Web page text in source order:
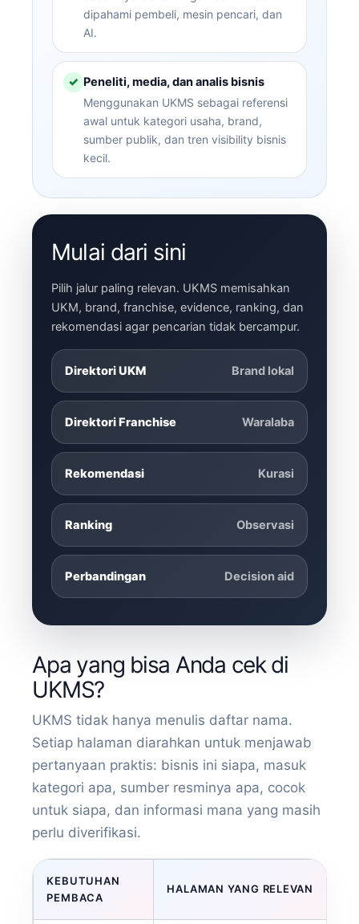
dipahami pembeli, mesin pencari, dan
AI.
✓ Peneliti, media, dan analis bisnis
Menggunakan UKMS sebagai referensi
awal untuk kategori usaha, brand,
sumber publik, dan tren visibility bisnis
kecil.
Mulai dari sini
Pilih jalur paling relevan. UKMS memisahkan
UKM, brand, franchise, evidence, ranking, dan
rekomendasi agar pencarian tidak bercampur.
Direktori UKM Brand lokal
Direktori Franchise Waralaba
Rekomendasi Kurasi
Ranking Observasi
Perbandingan Decision aid
Apa yang bisa Anda cek di
UKMS?
UKMS tidak hanya menulis daftar nama.
Setiap halaman diarahkan untuk menjawab
pertanyaan praktis: bisnis ini siapa, masuk
kategori apa, sumber resminya apa, cocok
untuk siapa, dan informasi mana yang masih
perlu diverifikasi.
KEBUTUHAN
PEMBACA
HALAMAN YANG RELEVAN